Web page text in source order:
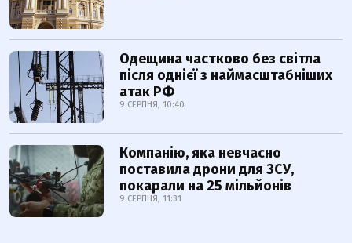
Одещина частково без світла
після однієї з наймасштабніших
атак РФ
9 СЕРПНЯ, 10:40
Компанію, яка невчасно
поставила дрони для ЗСУ,
покарали на 25 мільйонів
9 СЕРПНЯ, 11:31